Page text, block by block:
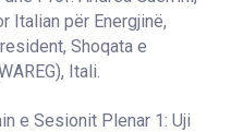
Italian për Energjinë,
Shoqata e
Itali.
e Sesionit Plenar 1: Uji